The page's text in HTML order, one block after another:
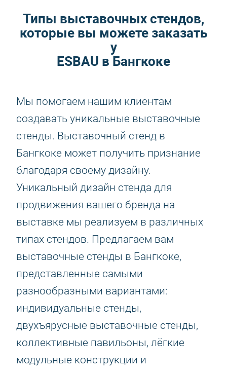
Типы выставочных стендов,
которые вы можете заказать
у
ESBAU в Бангкоке
Мы помогаем нашим клиентам
создавать уникальные выставочные
стенды. Выставочный стенд в
Бангкоке может получить признание
благодаря своему дизайну.
Уникальный дизайн стенда для
продвижения вашего бренда на
выставке мы реализуем в различных
типах стендов. Предлагаем вам
выставочные стенды в Бангкоке,
представленные самыми
разнообразными вариантами:
индивидуальные стенды,
двухъярусные выставочные стенды,
коллективные павильоны, лёгкие
модульные конструкции и